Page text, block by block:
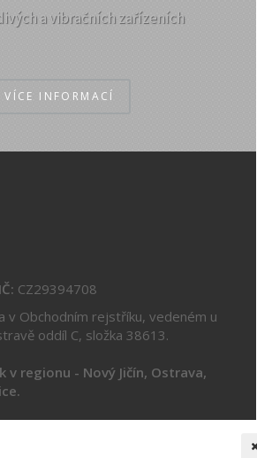
a vibračních zařízeních
VÍCE INFORMACÍ
CZ29394708
v Obchodním rejstříku, vedeném u
oddíl C, složka 38613.
v regionu - Nový Jičín, Ostrava,
email a my vám dáme vědět o